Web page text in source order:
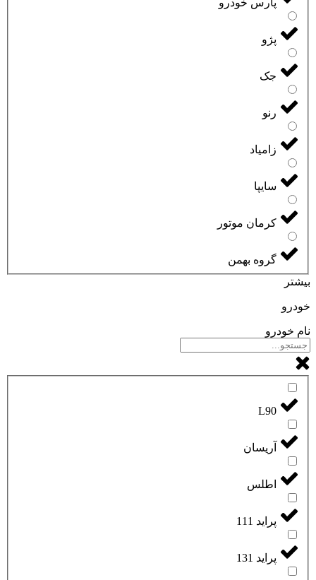
پارس خودرو
پژو
جک
رنو
زامیاد
سایپا
کرمان موتور
گروه بهمن
بیشتر
خودرو
نام خودرو
L90
آریسان
اطلس
پراید 111
پراید 131